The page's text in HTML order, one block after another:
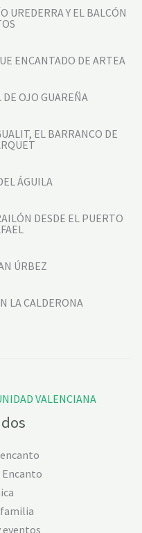
UREDERRA Y EL BALCÓN
ENCANTADO DE ARTEA
OJO GUAREÑA
EL BARRANCO DE
ÁGUILA
DESDE EL PUERTO
ÚRBEZ
LA CALDERONA
Encanto
familia
eventos